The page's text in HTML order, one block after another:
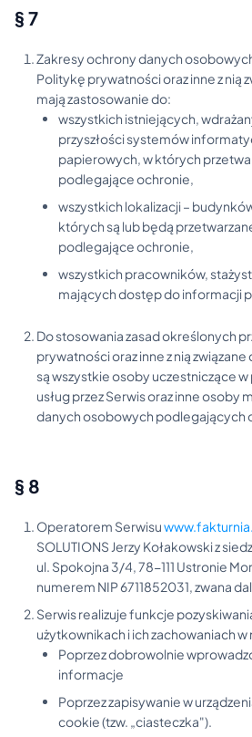
§ 7
Zakresy ochrony danych
Politykę prywatności oraz inne z nią
mają zastosowanie do:
wszystkich istniejących,
przyszłości systemów
papierowych, w których
podlegające ochronie,
wszystkich lokalizacji –
których są lub będą
podlegające ochronie,
wszystkich pracowników,
mających dostęp do informacji
Do stosowania zasad określonych
prywatności oraz inne z nią
są wszystkie osoby uczestniczące
usług przez Serwis oraz inne osoby
danych osobowych podlegających
§ 8
Operatorem Serwisu
SOLUTIONS Jerzy Kołakowski z
ul. Spokojna 3/4, 78-111 Ustronie
numerem NIP 6711852031, zwana
Serwis realizuje funkcje
użytkownikach i ich zachowaniach
Poprzez dobrowolnie
informacje
Poprzez zapisywanie w
cookie (tzw. „ciasteczka").